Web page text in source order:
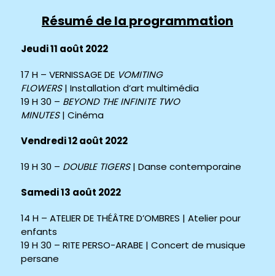
Résumé de la programmation
Jeudi 11 août 2022
17 H – VERNISSAGE DE VOMITING
FLOWERS| Installation d’art multimédia
19 H 30 – BEYOND THE INFINITE TWO
MINUTES| Cinéma
Vendredi 12 août 2022
19 H 30 – DOUBLE TIGERS| Danse contemporaine
Samedi 13 août 2022
14 H – ATELIER DE THÉÂTRE D’OMBRES | Atelier pour
enfants
19 H 30 – RITE PERSO-ARABE | Concert de musique
persane